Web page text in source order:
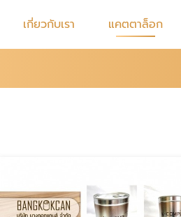
เกี่ยวกับเรา แคตตาล็อก